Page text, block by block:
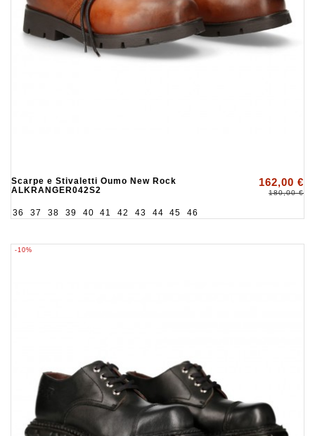
Scarpe e Stivaletti Oumo New Rock
ALKRANGER042S2
162,00 €
180,00 €
36 37 38 39 40 41 42 43 44 45 46
-10%